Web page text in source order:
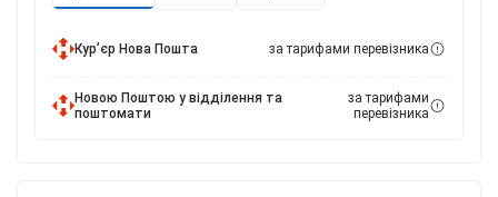
Курʼєр Нова Пошта за тарифами перевізника
Новою Поштою у відділення та
поштомати
за тарифами
перевізника